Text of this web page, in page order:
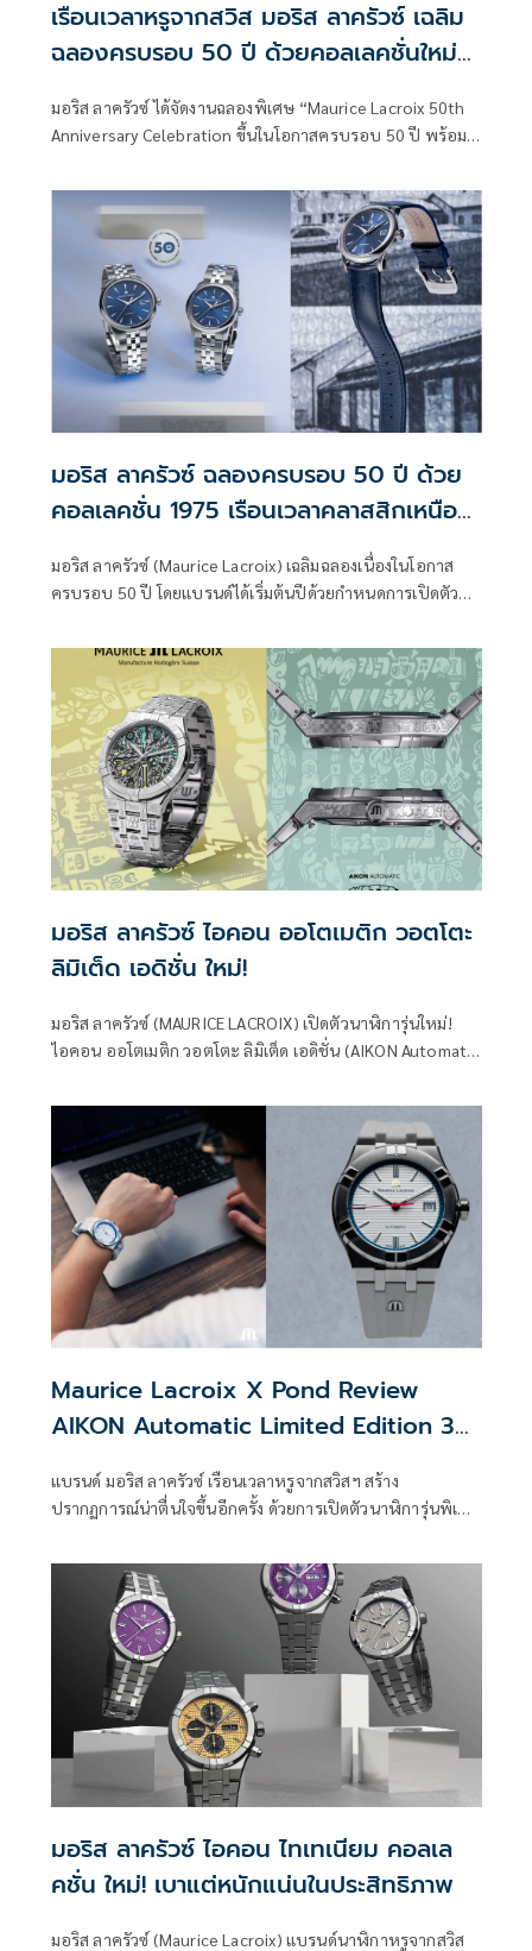
เรือนเวลาหรูจากสวิส มอริส ลาครัวซ์ เฉลิม
ฉลองครบรอบ 50 ปี ด้วยคอลเลคชั่นใหม่
มอริส ลาครัวซ์ ได้จัดงานฉลองพิเศษ “Maurice Lacroix 50th
Anniversary Celebration ขึ้นในโอกาสครบรอบ 50 ปี พร้อม
Novelties” ณ ร้าน Riedel Wine Bar & Cellar ชั้น 2 Gaysorn
Village
มอริส ลาครัวซ์ ฉลองครบรอบ 50 ปี ด้วย
คอลเลคชั่น 1975 เรือนเวลาคลาสสิกเหนือ
มอริส ลาครัวซ์ (Maurice Lacroix) เฉลิมฉลองเนื่องในโอกาส
ครบรอบ 50 ปี โดยแบรนด์ได้เริ่มต้นปีด้วยกำหนดการเปิดตัว
นาฬิกากลไกอัตโนมัติ
มอริส ลาครัวซ์ ไอคอน ออโตเมติก วอตโตะ
ลิมิเต็ด เอดิชั่น ใหม่!
มอริส ลาครัวซ์ (MAURICE LACROIX) เปิดตัวนาฬิการุ่นใหม่!
ไอคอน ออโตเมติก วอตโตะ ลิมิเต็ด เอดิชั่น (AIKON Automatic
เยี่ยมที่สวมใส่ได้และมีจำนวนจำกัดเพียง
Maurice Lacroix X Pond Review
AIKON Automatic Limited Edition 39
แบรนด์ มอริส ลาครัวซ์ เรือนเวลาหรูจากสวิสฯ สร้าง
ปรากฏการณ์น่าตื่นใจขึ้นอีกครั้ง ด้วยการเปิดตัวนาฬิการุ่นพิเศษ
มม.
มอริส ลาครัวซ์ ไอคอน ไทเทเนียม คอลเล
คชั่น ใหม่! เบาแต่หนักแน่นในประสิทธิภาพ
มอริส ลาครัวซ์ (Maurice Lacroix) แบรนด์นาฬิกาหรูจากสวิส